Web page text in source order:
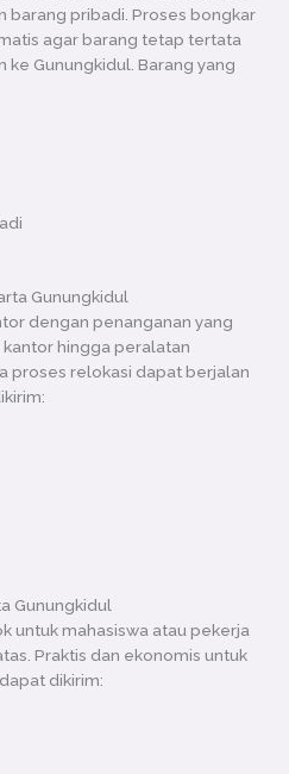
barang pribadi. Proses bongkar
agar barang tetap tertata
ke Gunungkidul. Barang yang
Gunungkidul
dengan penanganan yang
hingga peralatan
proses relokasi dapat berjalan
Gunungkidul
untuk mahasiswa atau pekerja
Praktis dan ekonomis untuk
dikirim: